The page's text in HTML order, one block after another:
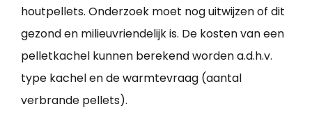
houtpellets. Onderzoek moet nog uitwijzen of dit
gezond en milieuvriendelijk is. De kosten van een
pelletkachel kunnen berekend worden a.d.h.v.
type kachel en de warmtevraag (aantal
verbrande pellets).